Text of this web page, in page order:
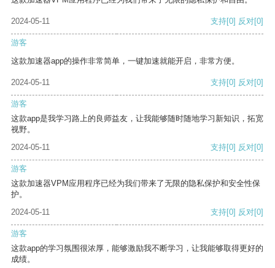
2024-05-11 支持[0] 反对[0]
游客
这款加速器app的操作非常简单，一键加速就能开启，非常方便。
2024-05-11 支持[0] 反对[0]
游客
这款app是我学习路上的良师益友，让我能够随时随地学习新知识，拓宽
视野。
2024-05-11
支持[0] 反对[0]
游客
这款加速器VPM应用程序已经为我们带来了无限的隐私保护和安全性保
护。
2024-05-11
支持[0] 反对[0]
游客
这款app的学习氛围很浓厚，能够激励我不断学习，让我能够取得更好的
成绩。